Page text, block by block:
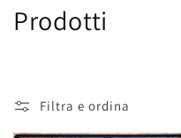
C
Prodotti
Filtra e ordina